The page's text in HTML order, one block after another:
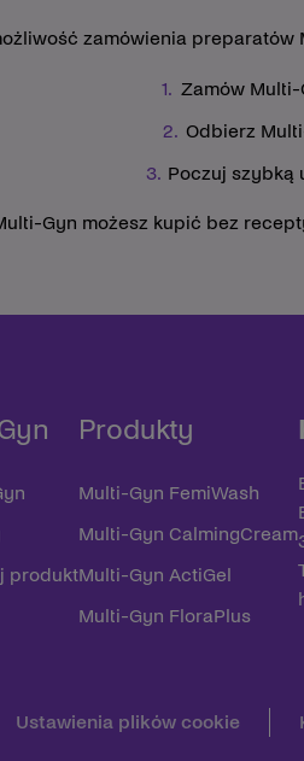
zamówienia
Zamów
Odbierz
Poczuj szybką
Gyn możesz kupić bez
produkt
Produkty
Multi-Gyn FemiWash
Multi-Gyn CalmingCream
Multi-Gyn ActiGel
Multi-Gyn FloraPlus
Ustawienia plików cookie